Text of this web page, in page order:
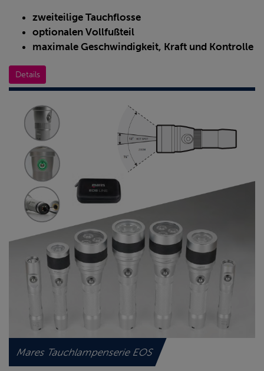
zweiteilige Tauchflosse
optionalen Vollfußteil
maximale Geschwindigkeit, Kraft und Kontrolle
Details
Mares Tauchlampenserie EOS